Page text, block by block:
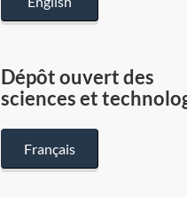
Dépôt ouvert des
sciences et
Français